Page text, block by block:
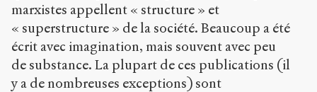
marxistes appellent « structure » et
« superstructure » de la société. Beaucoup a été
écrit avec imagination, mais souvent avec peu
de substance. La plupart de ces publications (il
y a de nombreuses exceptions) sont